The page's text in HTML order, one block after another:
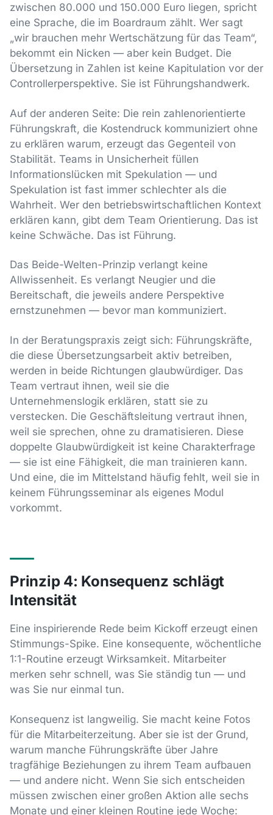
zwischen 80.000 und 150.000 Euro liegen, spricht
eine Sprache, die im Boardraum zählt. Wer sagt
„wir brauchen mehr Wertschätzung für das Team“,
bekommt ein Nicken — aber kein Budget. Die
Übersetzung in Zahlen ist keine Kapitulation vor der
Controllerperspektive. Sie ist Führungshandwerk.
Auf der anderen Seite: Die rein zahlenorientierte
Führungskraft, die Kostendruck kommuniziert ohne
zu erklären warum, erzeugt das Gegenteil von
Stabilität. Teams in Unsicherheit füllen
Informationslücken mit Spekulation — und
Spekulation ist fast immer schlechter als die
Wahrheit. Wer den betriebswirtschaftlichen Kontext
erklären kann, gibt dem Team Orientierung. Das ist
keine Schwäche. Das ist Führung.
Das Beide-Welten-Prinzip verlangt keine
Allwissenheit. Es verlangt Neugier und die
Bereitschaft, die jeweils andere Perspektive
ernstzunehmen — bevor man kommuniziert.
In der Beratungspraxis zeigt sich: Führungskräfte,
die diese Übersetzungsarbeit aktiv betreiben,
werden in beide Richtungen glaubwürdiger. Das
Team vertraut ihnen, weil sie die
Unternehmenslogik erklären, statt sie zu
verstecken. Die Geschäftsleitung vertraut ihnen,
weil sie sprechen, ohne zu dramatisieren. Diese
doppelte Glaubwürdigkeit ist keine Charakterfrage
— sie ist eine Fähigkeit, die man trainieren kann.
Und eine, die im Mittelstand häufig fehlt, weil sie in
keinem Führungsseminar als eigenes Modul
vorkommt.
Prinzip 4: Konsequenz schlägt
Intensität
Eine inspirierende Rede beim Kickoff erzeugt einen
Stimmungs-Spike. Eine konsequente, wöchentliche
1:1-Routine erzeugt Wirksamkeit. Mitarbeiter
merken sehr schnell, was Sie ständig tun — und
was Sie nur einmal tun.
Konsequenz ist langweilig. Sie macht keine Fotos
für die Mitarbeiterzeitung. Aber sie ist der Grund,
warum manche Führungskräfte über Jahre
tragfähige Beziehungen zu ihrem Team aufbauen
— und andere nicht. Wenn Sie sich entscheiden
müssen zwischen einer großen Aktion alle sechs
Monate und einer kleinen Routine jede Woche: